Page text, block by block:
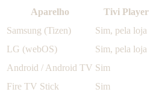
Aparelho Tivi Player
Samsung (Tizen)
Sim, pela loja
LG (webOS)
Sim, pela loja
Android / Android TV Sim
Fire TV Stick
Sim